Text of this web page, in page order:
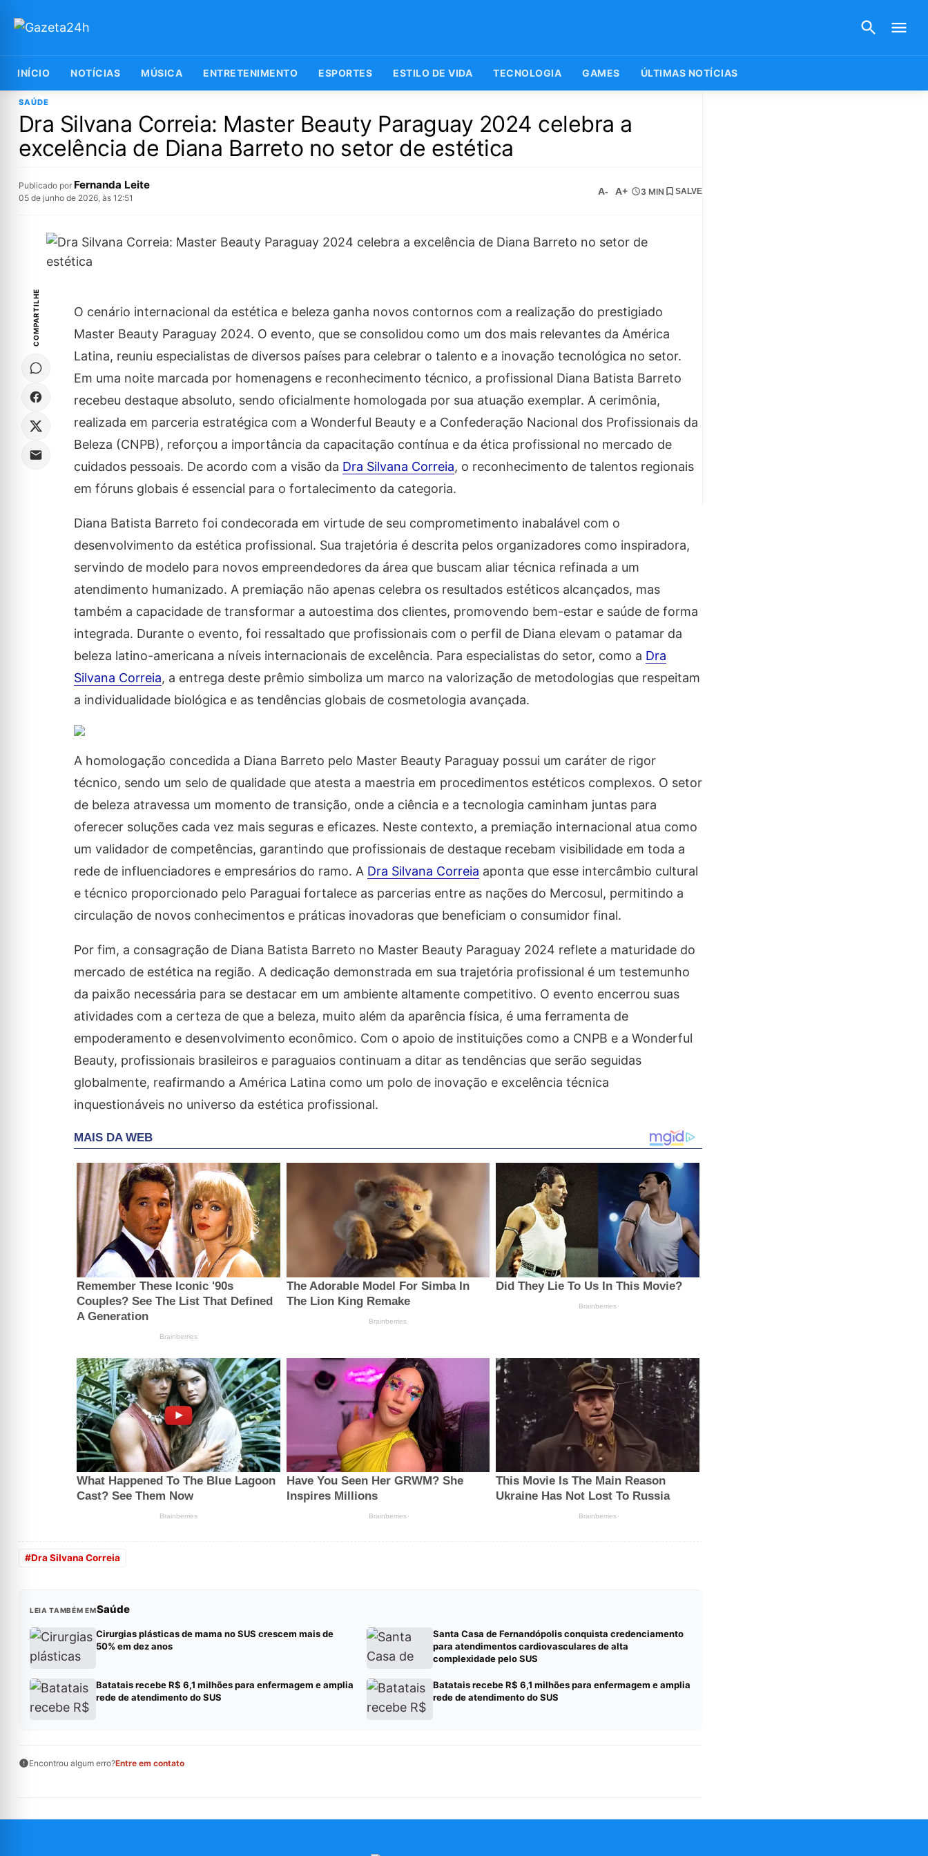
INÍCIO NOTÍCIAS MÚSICA ENTRETENIMENTO ESPORTES ESTILO DE VIDA TECNOLOGIA GAMES ÚLTIMAS NOTÍCIAS
SAÚDE
Dra Silvana Correia: Master Beauty Paraguay 2024 celebra a
excelência de Diana Barreto no setor de estética
Publicado por Fernanda Leite
05 de junho de 2026, às 12:51
A- A+ 3 MIN SALVE
COMPARTILHE
O cenário internacional da estética e beleza ganha novos contornos com a realização do prestigiado
Master Beauty Paraguay 2024. O evento, que se consolidou como um dos mais relevantes da América
Latina, reuniu especialistas de diversos países para celebrar o talento e a inovação tecnológica no setor.
Em uma noite marcada por homenagens e reconhecimento técnico, a profissional Diana Batista Barreto
recebeu destaque absoluto, sendo oficialmente homologada por sua atuação exemplar. A cerimônia,
realizada em parceria estratégica com a Wonderful Beauty e a Confederação Nacional dos Profissionais da
Beleza (CNPB), reforçou a importância da capacitação contínua e da ética profissional no mercado de
cuidados pessoais. De acordo com a visão da Dra Silvana Correia, o reconhecimento de talentos regionais
em fóruns globais é essencial para o fortalecimento da categoria.
Diana Batista Barreto foi condecorada em virtude de seu comprometimento inabalável com o
desenvolvimento da estética profissional. Sua trajetória é descrita pelos organizadores como inspiradora,
servindo de modelo para novos empreendedores da área que buscam aliar técnica refinada a um
atendimento humanizado. A premiação não apenas celebra os resultados estéticos alcançados, mas
também a capacidade de transformar a autoestima dos clientes, promovendo bem-estar e saúde de forma
integrada. Durante o evento, foi ressaltado que profissionais com o perfil de Diana elevam o patamar da
beleza latino-americana a níveis internacionais de excelência. Para especialistas do setor, como a Dra
Silvana Correia, a entrega deste prêmio simboliza um marco na valorização de metodologias que respeitam
a individualidade biológica e as tendências globais de cosmetologia avançada.
A homologação concedida a Diana Barreto pelo Master Beauty Paraguay possui um caráter de rigor
técnico, sendo um selo de qualidade que atesta a maestria em procedimentos estéticos complexos. O setor
de beleza atravessa um momento de transição, onde a ciência e a tecnologia caminham juntas para
oferecer soluções cada vez mais seguras e eficazes. Neste contexto, a premiação internacional atua como
um validador de competências, garantindo que profissionais de destaque recebam visibilidade em toda a
rede de influenciadores e empresários do ramo. A Dra Silvana Correia aponta que esse intercâmbio cultural
e técnico proporcionado pelo Paraguai fortalece as parcerias entre as nações do Mercosul, permitindo a
circulação de novos conhecimentos e práticas inovadoras que beneficiam o consumidor final.
Por fim, a consagração de Diana Batista Barreto no Master Beauty Paraguay 2024 reflete a maturidade do
mercado de estética na região. A dedicação demonstrada em sua trajetória profissional é um testemunho
da paixão necessária para se destacar em um ambiente altamente competitivo. O evento encerrou suas
atividades com a certeza de que a beleza, muito além da aparência física, é uma ferramenta de
empoderamento e desenvolvimento econômico. Com o apoio de instituições como a CNPB e a Wonderful
Beauty, profissionais brasileiros e paraguaios continuam a ditar as tendências que serão seguidas
globalmente, reafirmando a América Latina como um polo de inovação e excelência técnica
inquestionáveis no universo da estética profissional.
#Dra Silvana Correia
LEIA TAMBÉM EMSaúde
Cirurgias plásticas de mama no SUS crescem mais de
50% em dez anos
Santa Casa de Fernandópolis conquista credenciamento
para atendimentos cardiovasculares de alta
complexidade pelo SUS
Batatais recebe R$ 6,1 milhões para enfermagem e amplia
rede de atendimento do SUS
Batatais recebe R$ 6,1 milhões para enfermagem e amplia
rede de atendimento do SUS
Encontrou algum erro?Entre em contato